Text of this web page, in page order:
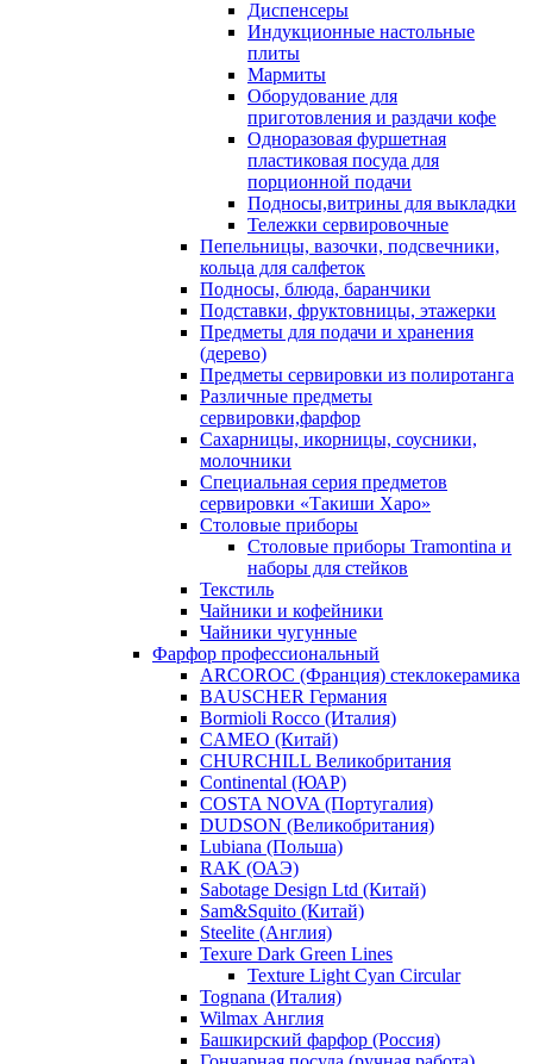
Диспенсеры
Индукционные настольные
плиты
Мармиты
Оборудование для
приготовления и раздачи кофе
Одноразовая фуршетная
пластиковая посуда для
порционной подачи
Подносы,витрины для выкладки
Тележки сервировочные
Пепельницы, вазочки, подсвечники,
кольца для салфеток
Подносы, блюда, баранчики
Подставки, фруктовницы, этажерки
Предметы для подачи и хранения
(дерево)
Предметы сервировки из полиротанга
Различные предметы
сервировки,фарфор
Сахарницы, икорницы, соусники,
молочники
Специальная серия предметов
сервировки «Такиши Харо»
Столовые приборы
Столовые приборы Trаmоntina и
наборы для стейков
Текстиль
Чайники и кофейники
Чайники чугунные
Фарфор профессиональный
ARCOROC (Франция) стеклокерамика
BAUSCHER Германия
Bormioli Rocco (Италия)
CAMEO (Китай)
CHURCHILL Великобритания
Continental (ЮАР)
COSTA NOVA (Португалия)
DUDSON (Великобритания)
Lubiana (Польша)
RAK (ОАЭ)
Sabotage Design Ltd (Китай)
Sam&Squito (Китай)
Steelite (Англия)
Texure Dark Green Lines
Texture Light Cyan Circular
Tognana (Италия)
Wilmax Англия
Башкирский фарфор (Россия)